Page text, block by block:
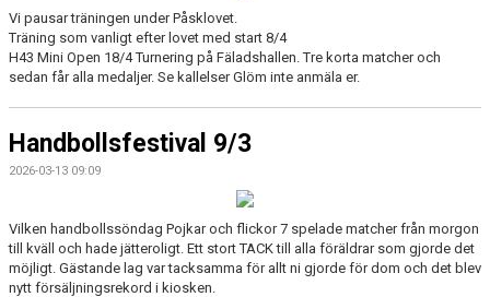
Vi pausar träningen under Påsklovet.
Träning som vanligt efter lovet med start 8/4
H43 Mini Open 18/4 Turnering på Fäladshallen. Tre korta matcher och
sedan får alla medaljer. Se kallelser Glöm inte anmäla er.
Handbollsfestival 9/3
2026-03-13 09:09
Vilken handbollssöndag Pojkar och flickor 7 spelade matcher från morgon
till kväll och hade jätteroligt. Ett stort TACK till alla föräldrar som gjorde det
möjligt. Gästande lag var tacksamma för allt ni gjorde för dom och det blev
nytt försäljningsrekord i kiosken.